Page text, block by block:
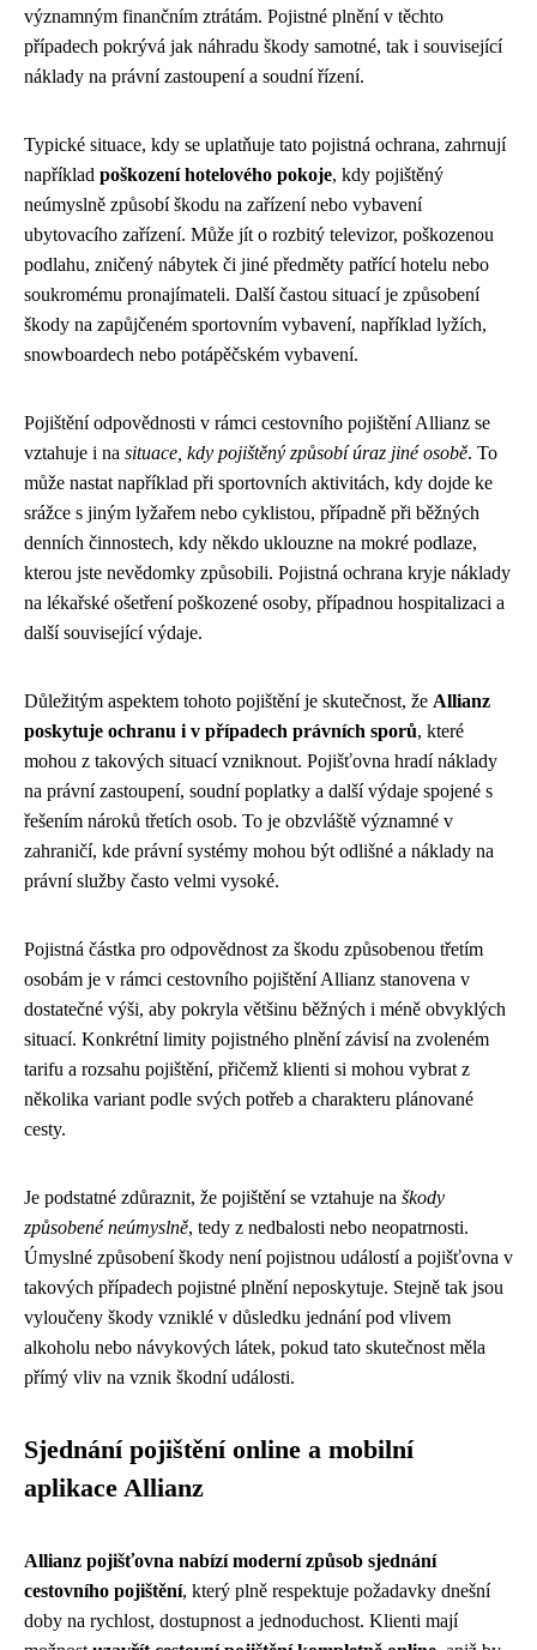
významným finančním ztrátám. Pojistné plnění v těchto
případech pokrývá jak náhradu škody samotné, tak i související
náklady na právní zastoupení a soudní řízení.
Typické situace, kdy se uplatňuje tato pojistná ochrana, zahrnují
například poškození hotelového pokoje, kdy pojištěný
neúmyslně způsobí škodu na zařízení nebo vybavení
ubytovacího zařízení. Může jít o rozbitý televizor, poškozenou
podlahu, zničený nábytek či jiné předměty patřící hotelu nebo
soukromému pronajímateli. Další častou situací je způsobení
škody na zapůjčeném sportovním vybavení, například lyžích,
snowboardech nebo potápěčském vybavení.
Pojištění odpovědnosti v rámci cestovního pojištění Allianz se
vztahuje i na situace, kdy pojištěný způsobí úraz jiné osobě. To
může nastat například při sportovních aktivitách, kdy dojde ke
srážce s jiným lyžařem nebo cyklistou, případně při běžných
denních činnostech, kdy někdo uklouzne na mokré podlaze,
kterou jste nevědomky způsobili. Pojistná ochrana kryje náklady
na lékařské ošetření poškozené osoby, případnou hospitalizaci a
další související výdaje.
Důležitým aspektem tohoto pojištění je skutečnost, že Allianz
poskytuje ochranu i v případech právních sporů, které
mohou z takových situací vzniknout. Pojišťovna hradí náklady
na právní zastoupení, soudní poplatky a další výdaje spojené s
řešením nároků třetích osob. To je obzvláště významné v
zahraničí, kde právní systémy mohou být odlišné a náklady na
právní služby často velmi vysoké.
Pojistná částka pro odpovědnost za škodu způsobenou třetím
osobám je v rámci cestovního pojištění Allianz stanovena v
dostatečné výši, aby pokryla většinu běžných i méně obvyklých
situací. Konkrétní limity pojistného plnění závisí na zvoleném
tarifu a rozsahu pojištění, přičemž klienti si mohou vybrat z
několika variant podle svých potřeb a charakteru plánované
cesty.
Je podstatné zdůraznit, že pojištění se vztahuje na škody
způsobené neúmyslně, tedy z nedbalosti nebo neopatrnosti.
Úmyslné způsobení škody není pojistnou událostí a pojišťovna v
takových případech pojistné plnění neposkytuje. Stejně tak jsou
vyloučeny škody vzniklé v důsledku jednání pod vlivem
alkoholu nebo návykových látek, pokud tato skutečnost měla
přímý vliv na vznik škodní události.
Sjednání pojištění online a mobilní
aplikace Allianz
Allianz pojišťovna nabízí moderní způsob sjednání
cestovního pojištění, který plně respektuje požadavky dnešní
doby na rychlost, dostupnost a jednoduchost. Klienti mají